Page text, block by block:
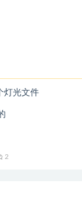
灯光文件
2